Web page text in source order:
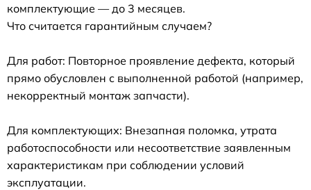
комплектующие — до 3 месяцев.
Что считается гарантийным случаем?
Для работ: Повторное проявление дефекта, который
прямо обусловлен с выполненной работой (например,
некорректный монтаж запчасти).
Для комплектующих: Внезапная поломка, утрата
работоспособности или несоответствие заявленным
характеристикам при соблюдении условий
эксплуатации.